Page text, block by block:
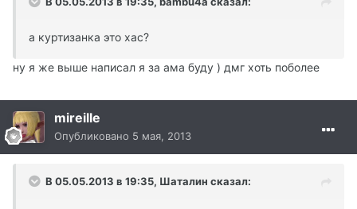
а куртизанка это хас?
ну я же выше написал я за ама буду ) дмг хоть поболее
mireille
Опубликовано 5 мая, 2013
В 05.05.2013 в 19:35, Шаталин сказал: